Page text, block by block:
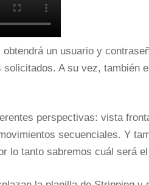
un usuario y
A su vez,
perspectivas: vista
secuenciales. Y
tanto sabremos cuál será